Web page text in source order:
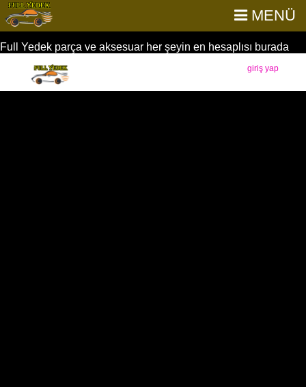
MENÜ
Full Yedek parça ve aksesuar her şeyin en hesaplısı burada
giriş yap